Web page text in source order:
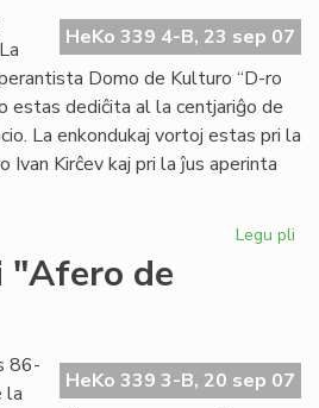
la
HeKo 339 4-B, 23 sep 07
Domo de Kulturo “D-ro
estas dediĉita al la centjariĝo de
La enkondukaj vortoj estas pri la
Ivan Kirĉev kaj pri la ĵus aperinta
Legu pli
ro
de
HeKo 339 3-B, 20 sep 07
86-
la